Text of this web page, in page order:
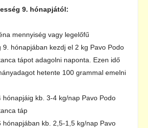
9. hónapjától:
mennyiség vagy legelőfű
9. hónapjában kezdj el 2 kg Pavo Podo
tápot adagolni naponta. Ezen idő
hetente 100 grammal emelni
hónapjáig kb. 3-4 kg/nap Pavo Podo
táp
hónapjában kb. 2,5-1,5 kg/nap Pavo